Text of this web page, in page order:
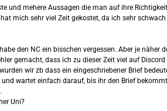
und mehere Aussagen die man auf ihre
mich sehr viel Zeit gekostet, da ich sehr
den NC ein bisschen vergessen. Aber je
gemacht, dass ich zu dieser Zeit viel auf
wir zb dass ein eingeschriebener Brief
wartet einfach darauf, bis ihr den Brief
Uni?